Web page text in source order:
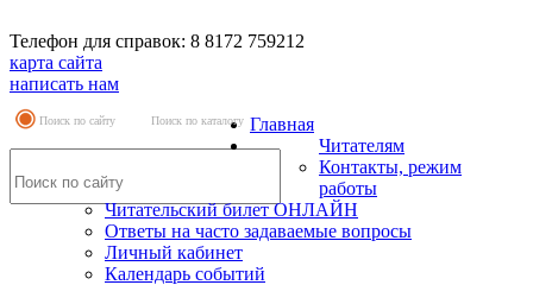
Телефон для справок: 8 8172 759212
карта сайта
написать нам
Поиск по сайту Поиск по каталогу Главная
Читателям
Контакты, режим
работы
Читательский билет ОНЛАЙН
Ответы на часто задаваемые вопросы
Личный кабинет
Календарь событий